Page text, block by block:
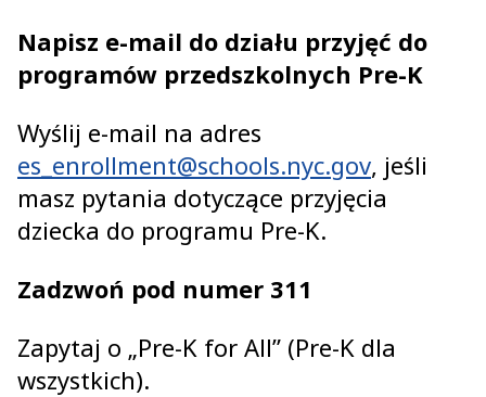
Napisz e-mail do działu przyjęć do
programów przedszkolnych Pre-K
Wyślij e-mail na adres
es_enrollment@schools.nyc.gov, jeśli
masz pytania dotyczące przyjęcia
dziecka do programu Pre-K.
Zadzwoń pod numer 311
Zapytaj o „Pre-K for All” (Pre-K dla
wszystkich).